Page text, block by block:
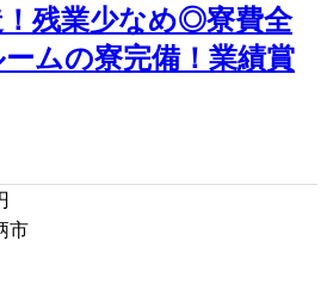
！残業少なめ◎寮費全
ムの寮完備！業績賞
市